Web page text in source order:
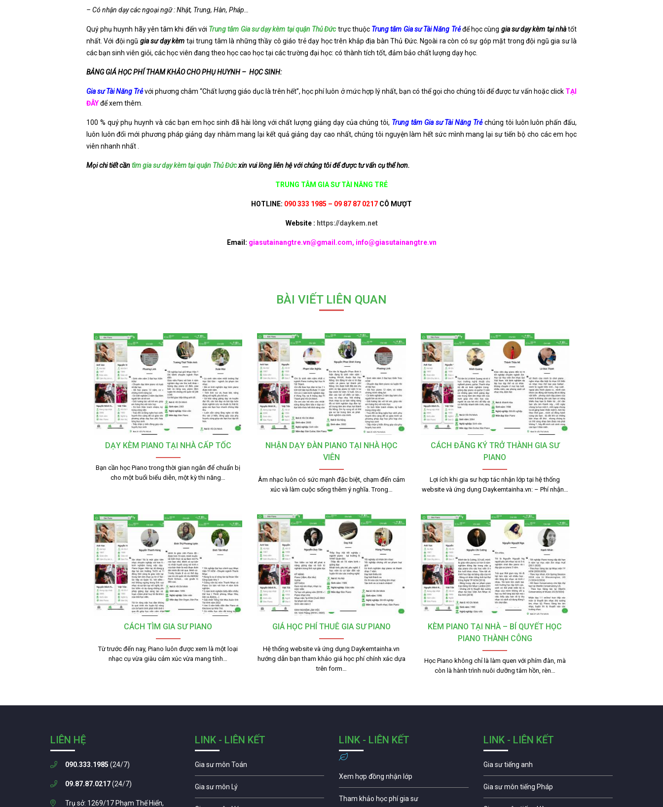
– Có nhận dạy các ngoại ngữ : Nhật, Trung, Hàn, Pháp…
Quý phụ huynh hãy yên tâm khi đến với Trung tâm Gia sư dạy kèm tại quận Thủ Đứctrực thuộc Trung tâm Gia sư Tài Năng Trẻđể học cùng gia sư dạy kèm tại nhàtốt
nhất. Với đội ngũ gia sư dạy kèm tại trung tâm là những thầy cô giáo trẻ dạy học trên khắp địa bàn Thủ Đức. Ngoài ra còn có sự góp mặt trong đội ngũ gia sư là
các bạn sinh viên giỏi, các học viên đang theo học cao học tại các trường đại học: có thành tích tốt, đảm bảo chất lượng dạy học.
BẢNG GIÁ HỌC PHÍ THAM KHẢO CHO PHỤ HUYNH – HỌC SINH:
Gia sư Tài Năng Trẻvới phương châm “Chất lượng giáo dục là trên hết”, học phí luôn ở mức hợp lý nhất, bạn có thể gọi cho chúng tôi để được tư vấn hoặc click TẠI
ĐÂYđể xem thêm.
100 % quý phụ huynh và các bạn em học sinh đã hài lòng với chất lượng giảng dạy của chúng tôi, Trung tâm Gia sư Tài Năng Trẻ chúng tôi luôn luôn phấn đấu,
luôn luôn đổi mới phương pháp giảng dạy nhằm mang lại kết quả giảng dạy cao nhất, chúng tôi nguyện làm hết sức mình mang lại sự tiến bộ cho các em học
viên nhanh nhất .
Mọi chi tiết cầntìm gia sư dạykèm tại quận Thủ Đứcxin vui lòng liên hệ với chúng tôi để được tư vấn cụ thể hơn.
TRUNG TÂM GIA SƯ TÀI NĂNG TRẺ
HOTLINE: 090 333 1985 – 09 87 87 0217 CÔ MƯỢT
Website : https://daykem.net
Email: giasutainangtre.vn@gmail.com, info@giasutainangtre.vn
BÀI VIẾT LIÊN QUAN
DẠY KÈM PIANO TẠI NHÀ CẤP TỐC
Bạn cần học Piano trong thời gian ngắn để chuẩn bị
cho một buổi biểu diễn, một kỳ thi năng…
NHẬN DẠY ĐÀN PIANO TẠI NHÀ HỌC
VIÊN
Âm nhạc luôn có sức mạnh đặc biệt, chạm đến cảm
xúc và làm cuộc sống thêm ý nghĩa. Trong…
CÁCH ĐĂNG KÝ TRỞ THÀNH GIA SƯ
PIANO
Lợi ích khi gia sư hợp tác nhận lớp tại hệ thống
website và ứng dụng Daykemtainha.vn: – Phí nhận…
CÁCH TÌM GIA SƯ PIANO
Từ trước đến nay, Piano luôn được xem là một loại
nhạc cụ vừa giàu cảm xúc vừa mang tính…
GIÁ HỌC PHÍ THUÊ GIA SƯ PIANO
Hệ thống website và ứng dụng Daykemtainha.vn
hướng dẫn bạn tham khảo giá học phí chính xác dựa
trên form…
KÈM PIANO TẠI NHÀ – BÍ QUYẾT HỌC
PIANO THÀNH CÔNG
Học Piano không chỉ là làm quen với phím đàn, mà
còn là hành trình nuôi dưỡng tâm hồn, rèn…
LIÊN HỆ
090.333.1985 (24/7)
09.87.87.0217(24/7)
Trụ sở: 1269/17 Phạm Thế Hiển,
LINK - LIÊN KẾT
Gia sư môn Toán
Gia sư môn Lý
LINK - LIÊN KẾT
Xem hợp đồng nhận lớp
Tham khảo học phí gia sư
LINK - LIÊN KẾT
Gia sư tiếng anh
Gia sư môn tiếng Pháp